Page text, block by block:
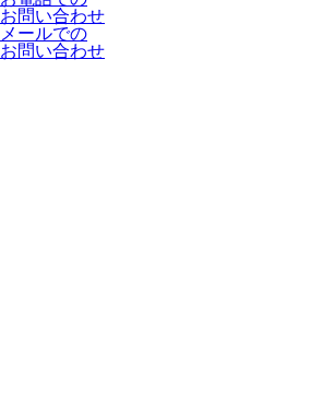
お問い合わせ
メールでの
お問い合わせ